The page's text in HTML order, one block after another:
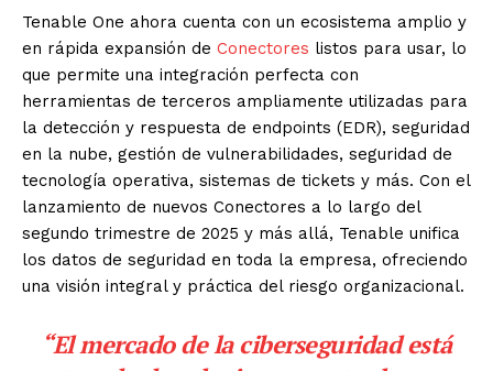
Tenable One ahora cuenta con un ecosistema amplio y
en rápida expansión de Conectores listos para usar, lo
que permite una integración perfecta con
herramientas de terceros ampliamente utilizadas para
la detección y respuesta de endpoints (EDR), seguridad
en la nube, gestión de vulnerabilidades, seguridad de
tecnología operativa, sistemas de tickets y más. Con el
lanzamiento de nuevos Conectores a lo largo del
segundo trimestre de 2025 y más allá, Tenable unifica
los datos de seguridad en toda la empresa, ofreciendo
una visión integral y práctica del riesgo organizacional.
“El mercado de la ciberseguridad está